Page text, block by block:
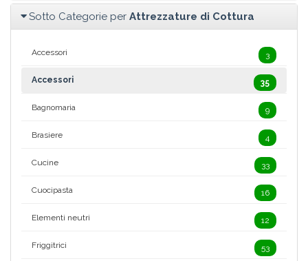
Sotto Categorie per Attrezzature di Cottura
Accessori 3
Accessori 35
Bagnomaria 9
Brasiere 4
Cucine 33
Cuocipasta 16
Elementi neutri 12
Friggitrici 53